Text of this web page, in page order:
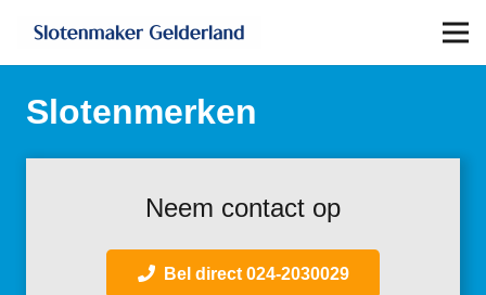
Slotenmerken
Neem contact op
Bel direct 024-2030029